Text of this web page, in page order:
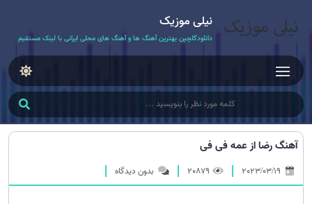
نیلی موزیک
دانلودگلچین بهترین آهنگ ها و آهنگ های محلی ایرانی با لینک مستقیم
آهنگ رضا از عمه فی فی
20879 بدون دیدگاه